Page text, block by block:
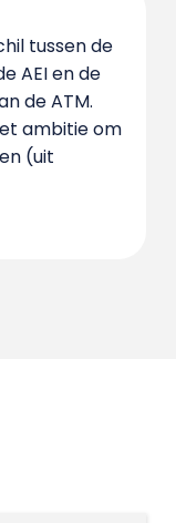
tussen de
AEI en de
de ATM.
ambitie om
(uit